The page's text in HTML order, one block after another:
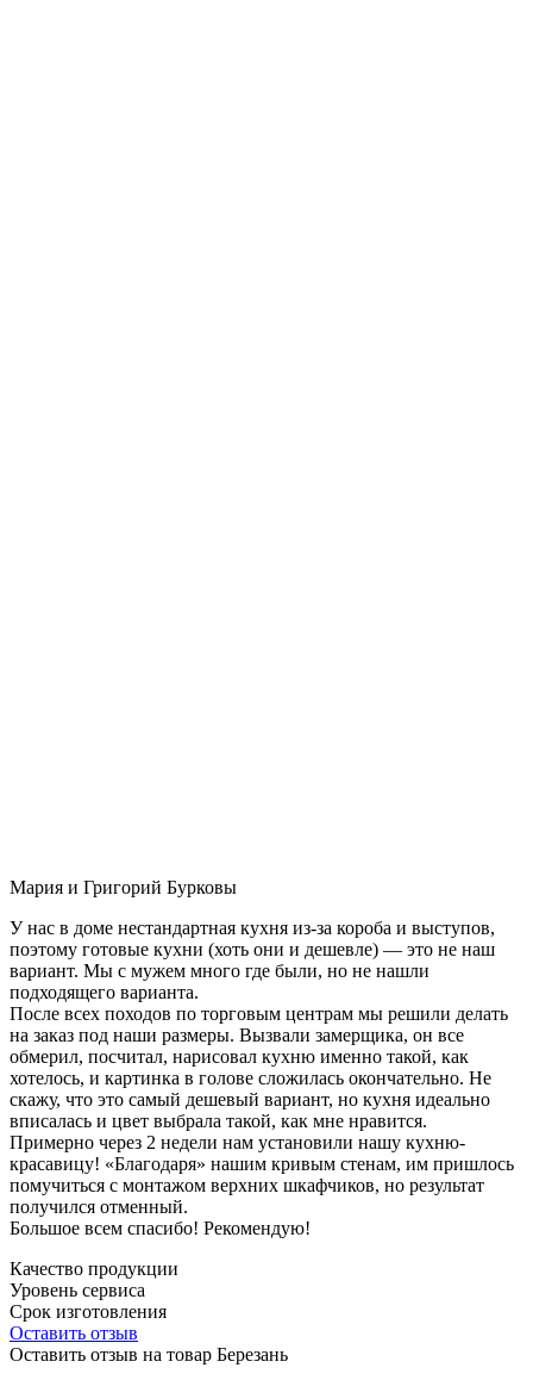
Мария и Григорий Бурковы
У нас в доме нестандартная кухня из-за короба и выступов,
поэтому готовые кухни (хоть они и дешевле) — это не наш
вариант. Мы с мужем много где были, но не нашли
подходящего варианта.
После всех походов по торговым центрам мы решили делать
на заказ под наши размеры. Вызвали замерщика, он все
обмерил, посчитал, нарисовал кухню именно такой, как
хотелось, и картинка в голове сложилась окончательно. Не
скажу, что это самый дешевый вариант, но кухня идеально
вписалась и цвет выбрала такой, как мне нравится.
Примерно через 2 недели нам установили нашу кухню-
красавицу! «Благодаря» нашим кривым стенам, им пришлось
помучиться с монтажом верхних шкафчиков, но результат
получился отменный.
Большое всем спасибо! Рекомендую!
Качество продукции
Уровень сервиса
Срок изготовления
Оставить отзыв
Оставить отзыв на товар Березань